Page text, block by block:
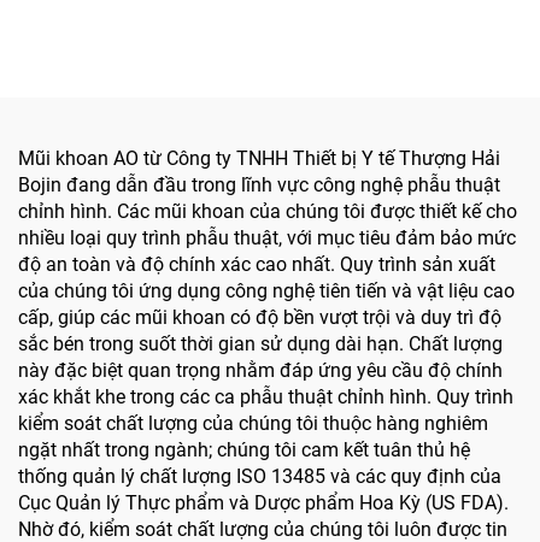
Mũi khoan AO từ Công ty TNHH Thiết bị Y tế Thượng Hải
Bojin đang dẫn đầu trong lĩnh vực công nghệ phẫu thuật
chỉnh hình. Các mũi khoan của chúng tôi được thiết kế cho
nhiều loại quy trình phẫu thuật, với mục tiêu đảm bảo mức
độ an toàn và độ chính xác cao nhất. Quy trình sản xuất
của chúng tôi ứng dụng công nghệ tiên tiến và vật liệu cao
cấp, giúp các mũi khoan có độ bền vượt trội và duy trì độ
sắc bén trong suốt thời gian sử dụng dài hạn. Chất lượng
này đặc biệt quan trọng nhằm đáp ứng yêu cầu độ chính
xác khắt khe trong các ca phẫu thuật chỉnh hình. Quy trình
kiểm soát chất lượng của chúng tôi thuộc hàng nghiêm
ngặt nhất trong ngành; chúng tôi cam kết tuân thủ hệ
thống quản lý chất lượng ISO 13485 và các quy định của
Cục Quản lý Thực phẩm và Dược phẩm Hoa Kỳ (US FDA).
Nhờ đó, kiểm soát chất lượng của chúng tôi luôn được tin